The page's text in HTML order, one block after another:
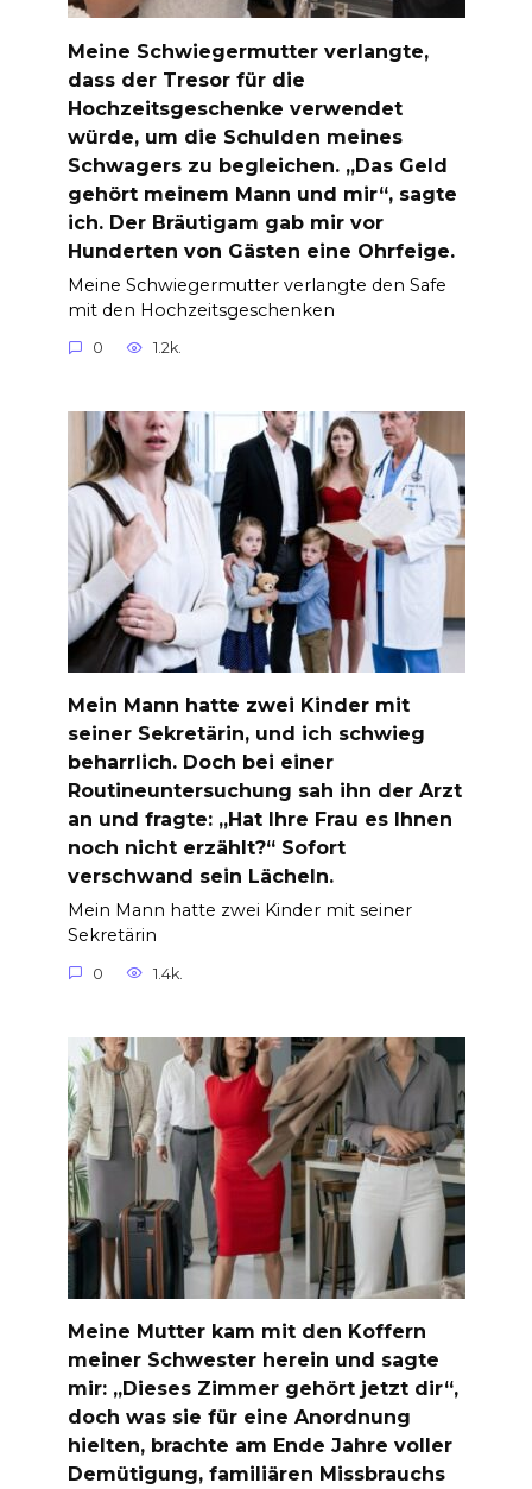
Meine Schwiegermutter verlangte,
dass der Tresor für die
Hochzeitsgeschenke verwendet
würde, um die Schulden meines
Schwagers zu begleichen. „Das Geld
gehört meinem Mann und mir“, sagte
ich. Der Bräutigam gab mir vor
Hunderten von Gästen eine Ohrfeige.
Meine Schwiegermutter verlangte den Safe
mit den Hochzeitsgeschenken
0 1.2k.
Mein Mann hatte zwei Kinder mit
seiner Sekretärin, und ich schwieg
beharrlich. Doch bei einer
Routineuntersuchung sah ihn der Arzt
an und fragte: „Hat Ihre Frau es Ihnen
noch nicht erzählt?“ Sofort
verschwand sein Lächeln.
Mein Mann hatte zwei Kinder mit seiner
Sekretärin
0 1.4k.
Meine Mutter kam mit den Koffern
meiner Schwester herein und sagte
mir: „Dieses Zimmer gehört jetzt dir“,
doch was sie für eine Anordnung
hielten, brachte am Ende Jahre voller
Demütigung, familiären Missbrauchs